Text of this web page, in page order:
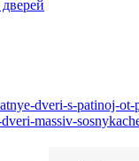
dveri-s-patinoj-
massiv-sosny